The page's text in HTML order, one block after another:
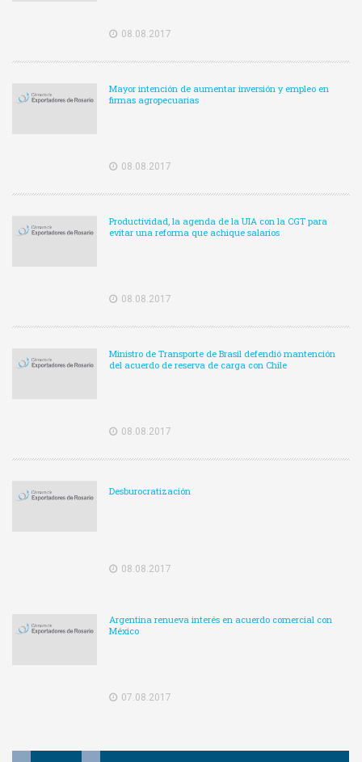
08.08.2017
Mayor intención de aumentar inversión y empleo en
firmas agropecuarias
08.08.2017
Productividad, la agenda de la UIA con la CGT para
evitar una reforma que achique salarios
08.08.2017
Ministro de Transporte de Brasil defendió mantención
del acuerdo de reserva de carga con Chile
08.08.2017
Desburocratización
08.08.2017
Argentina renueva interés en acuerdo comercial con
México
07.08.2017